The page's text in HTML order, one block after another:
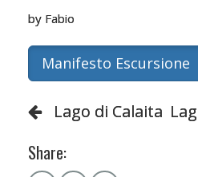
by Fabio
Manifesto Escursione
Lago di Calaita
Share: